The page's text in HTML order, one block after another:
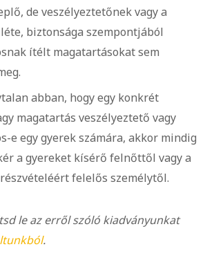
de veszélyeztetőnek vagy a
biztonsága szempontjából
ítélt magatartásokat sem
abban, hogy egy konkrét
magatartás veszélyeztető vagy
e egy gyerek számára, akkor mindig
a gyereket kísérő felnőttől vagy a
felelős személytől.
le az erről szóló kiadványunkat
.